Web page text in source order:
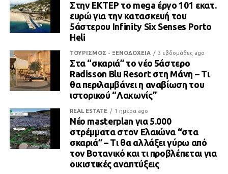
Στην ΕΚΤΕΡ το mega έργο 101 εκατ.
ευρώ για την κατασκευή του
5άστερου Infinity Six Senses Porto
Heli
ΤΟΥΡΙΣΜΟΣ - ΞΕΝΟΔΟΧΕΙΑ 3 εβδομάδες ago
Στα “σκαριά” το νέο 5άστερο
Radisson Blu Resort στη Μάνη – Τι
θα περιλαμβάνει η αναβίωση του
ιστορικού “Λακωνίς”
REAL ESTATE 1 ημέρα ago
Νέο masterplan για 5.000
στρέμματα στον Ελαιώνα “στα
σκαριά” – Τι θα αλλάξει γύρω από
τον Βοτανικό και τι προβλέπεται για
οικιστικές αναπτύξεις